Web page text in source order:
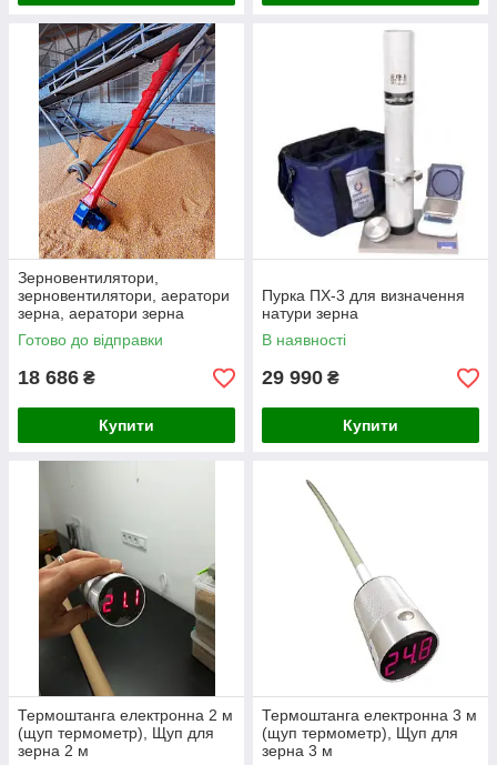
Зерновентилятори,
зерновентилятори, аератори
зерна, аератори зерна
Готово до відправки
18 686 ₴
Купити
Пурка ПХ-3 для визначення
натури зерна
В наявності
29 990 ₴
Купити
Термоштанга електронна 2 м
(щуп термометр), Щуп для
зерна 2 м
Термоштанга електронна 3 м
(щуп термометр), Щуп для
зерна 3 м